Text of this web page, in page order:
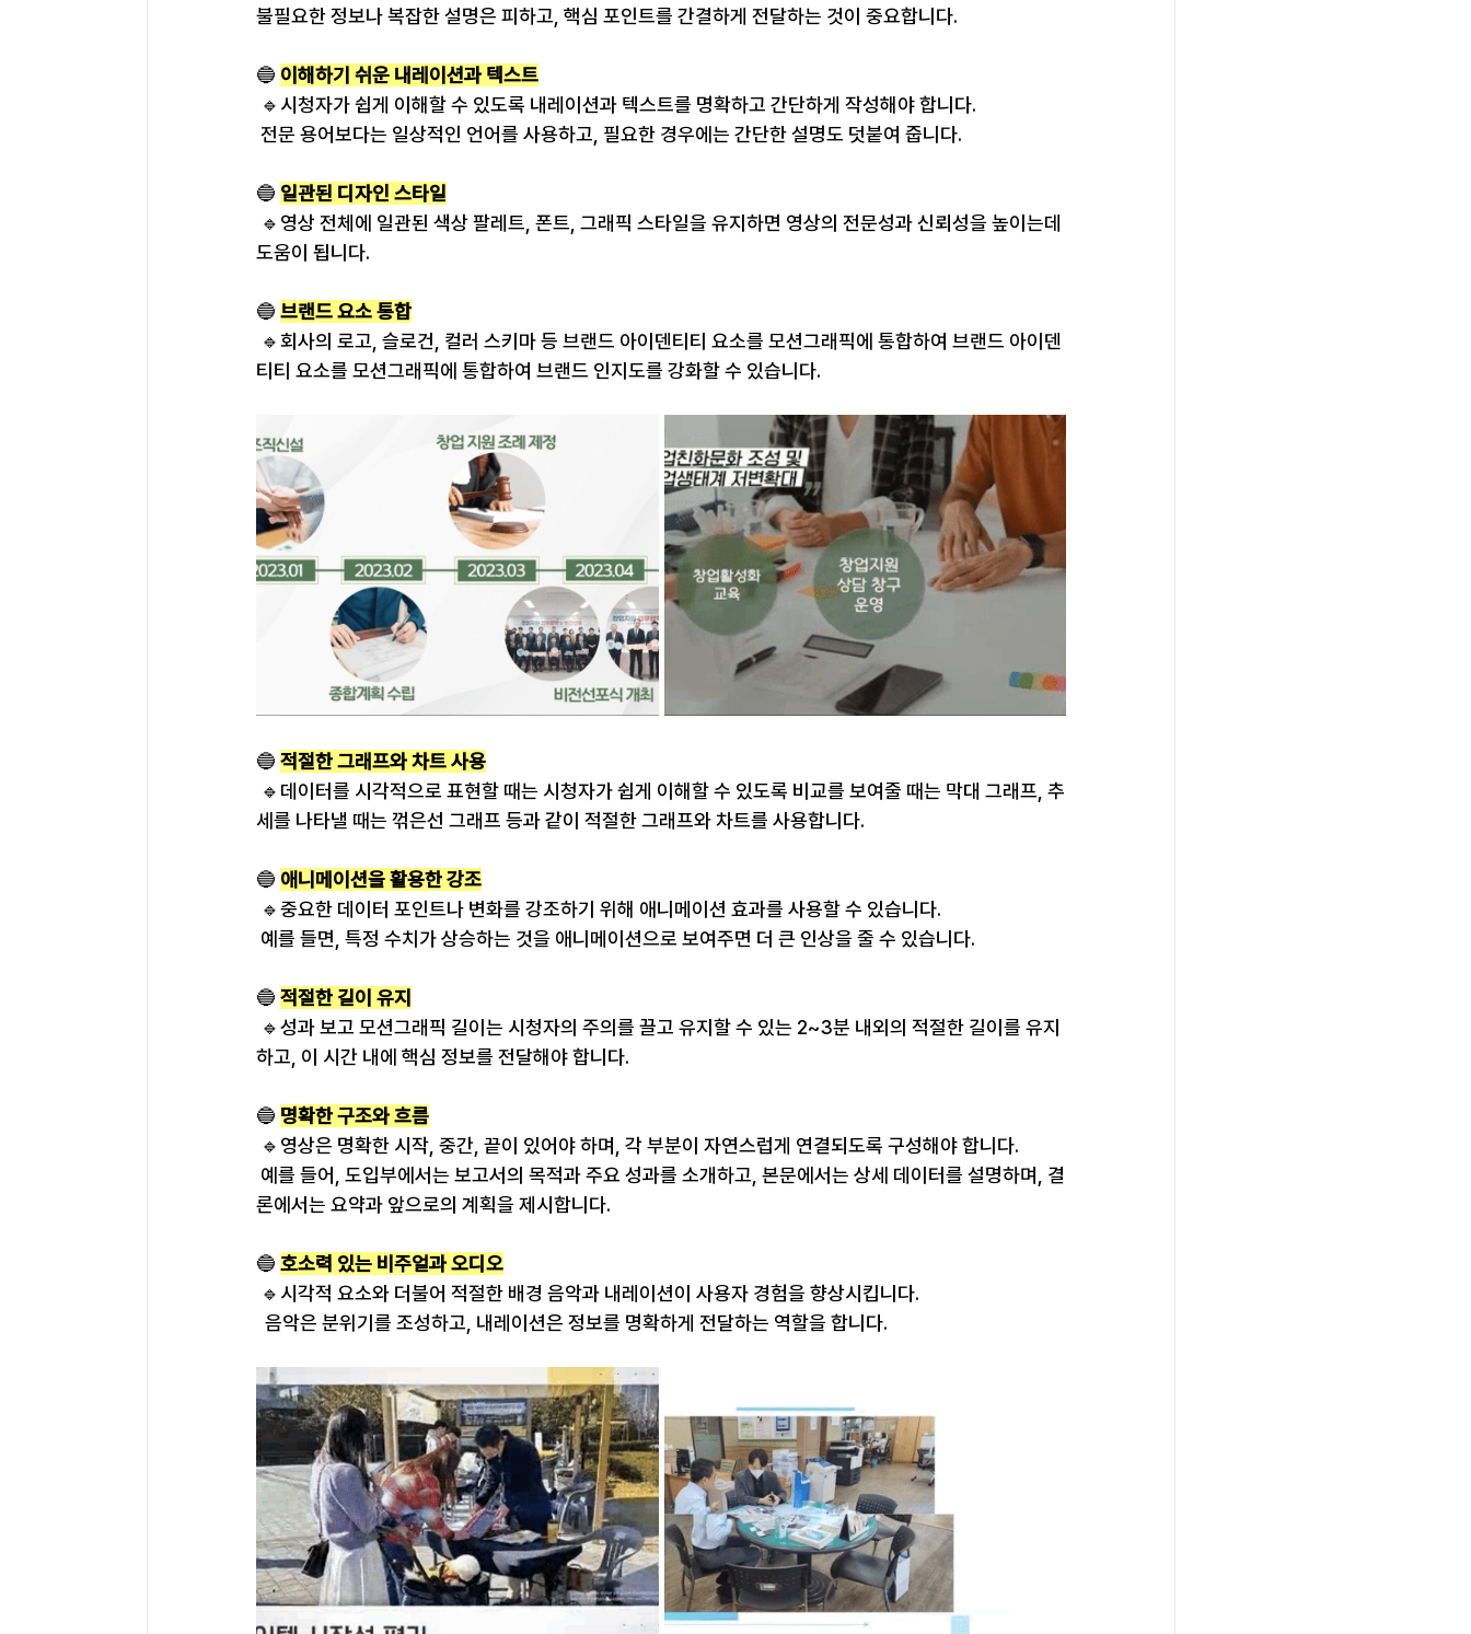
불필요한 정보나 복잡한 설명은 피하고, 핵심 포인트를 간결하게 전달하는 것이 중요합니다.
🔵 이해하기 쉬운 내레이션과 텍스트
🔹시청자가 쉽게 이해할 수 있도록 내레이션과 텍스트를 명확하고 간단하게 작성해야 합니다.
전문 용어보다는 일상적인 언어를 사용하고, 필요한 경우에는 간단한 설명도 덧붙여 줍니다.
🔵 일관된 디자인 스타일
🔹영상 전체에 일관된 색상 팔레트, 폰트, 그래픽 스타일을 유지하면 영상의 전문성과 신뢰성을 높이는데
도움이 됩니다.
🔵 브랜드 요소 통합
🔹회사의 로고, 슬로건, 컬러 스키마 등 브랜드 아이덴티티 요소를 모션그래픽에 통합하여 브랜드 아이덴
티티 요소를 모션그래픽에 통합하여 브랜드 인지도를 강화할 수 있습니다.
🔵 적절한 그래프와 차트 사용
🔹데이터를 시각적으로 표현할 때는 시청자가 쉽게 이해할 수 있도록 비교를 보여줄 때는 막대 그래프, 추
세를 나타낼 때는 꺾은선 그래프 등과 같이 적절한 그래프와 차트를 사용합니다.
🔵 애니메이션을 활용한 강조
🔹중요한 데이터 포인트나 변화를 강조하기 위해 애니메이션 효과를 사용할 수 있습니다.
예를 들면, 특정 수치가 상승하는 것을 애니메이션으로 보여주면 더 큰 인상을 줄 수 있습니다.
🔵 적절한 길이 유지
🔹성과 보고 모션그래픽 길이는 시청자의 주의를 끌고 유지할 수 있는 2~3분 내외의 적절한 길이를 유지
하고, 이 시간 내에 핵심 정보를 전달해야 합니다.
🔵 명확한 구조와 흐름
🔹영상은 명확한 시작, 중간, 끝이 있어야 하며, 각 부분이 자연스럽게 연결되도록 구성해야 합니다.
예를 들어, 도입부에서는 보고서의 목적과 주요 성과를 소개하고, 본문에서는 상세 데이터를 설명하며, 결
론에서는 요약과 앞으로의 계획을 제시합니다.
🔵 호소력 있는 비주얼과 오디오
🔹시각적 요소와 더불어 적절한 배경 음악과 내레이션이 사용자 경험을 향상시킵니다.
음악은 분위기를 조성하고, 내레이션은 정보를 명확하게 전달하는 역할을 합니다.